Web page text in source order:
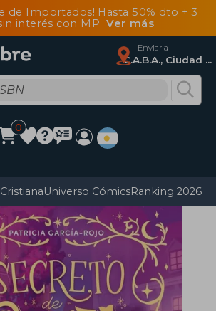
de Importados! Hasta 50% dto + 3
interés con MP Ver más
Enviar a
C.A.B.A., Ciudad Autónoma De Buenos Aires
0
Universo CómicsRanking 2026